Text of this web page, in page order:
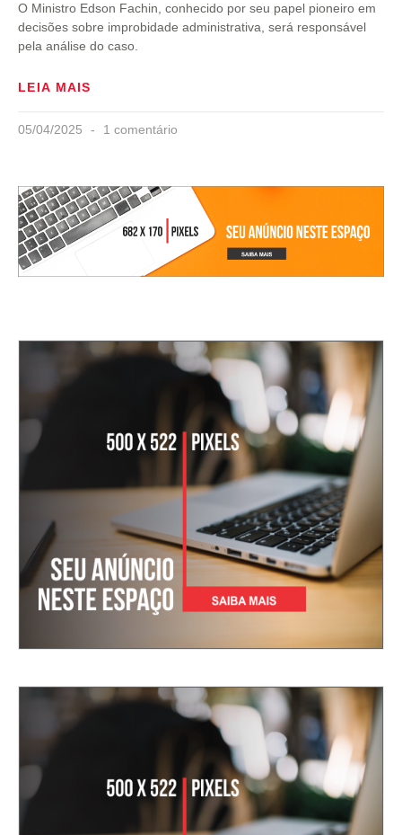
O Ministro Edson Fachin, conhecido por seu papel pioneiro em
decisões sobre improbidade administrativa, será responsável
pela análise do caso.
LEIA MAIS
05/04/2025 1 comentário